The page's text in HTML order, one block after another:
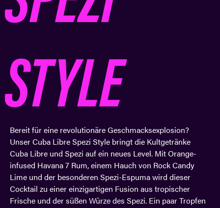
STYLE
Bereit für eine revolutionäre Geschmacksexplosion?
Unser Cuba Libre Spezi Style bringt die Kultgetränke
Cuba Libre und Spezi auf ein neues Level. Mit Orange-
infused Havana 7 Rum, einem Hauch von Rock Candy
Lime und der besonderen Spezi-Espuma wird dieser
Cocktail zu einer einzigartigen Fusion aus tropischer
Frische und der süßen Würze des Spezi. Ein paar Tropfen